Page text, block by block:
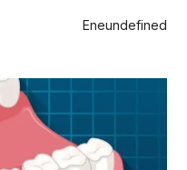
Eneundefined